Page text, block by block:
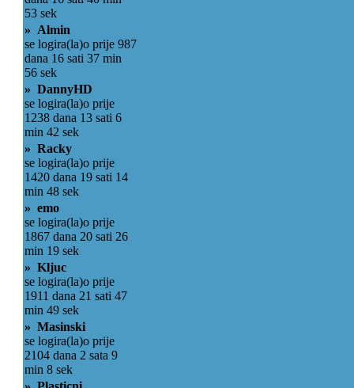
53 sek
» Almin
se logira(la)o prije 987
dana 16 sati 37 min
56 sek
» DannyHD
se logira(la)o prije
1238 dana 13 sati 6
min 42 sek
» Racky
se logira(la)o prije
1420 dana 19 sati 14
min 48 sek
» emo
se logira(la)o prije
1867 dana 20 sati 26
min 19 sek
» Kljuc
se logira(la)o prije
1911 dana 21 sati 47
min 49 sek
» Masinski
se logira(la)o prije
2104 dana 2 sata 9
min 8 sek